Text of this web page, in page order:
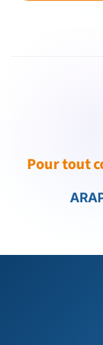
Pour tout